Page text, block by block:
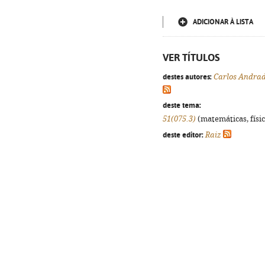
ADICIONAR À LISTA
VER TÍTULOS
destes autores: Carlos
deste tema:
51(075.3) (matemáticas,
deste editor: Raiz